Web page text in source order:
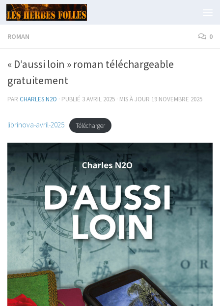
Skip to content
ROMAN 0
« D’aussi loin » roman téléchargeable
gratuitement
PAR CHARLES N2O · PUBLIÉ 3 AVRIL 2025 · MIS À JOUR 19 NOVEMBRE 2025
librinova-avril-2025 Télécharger